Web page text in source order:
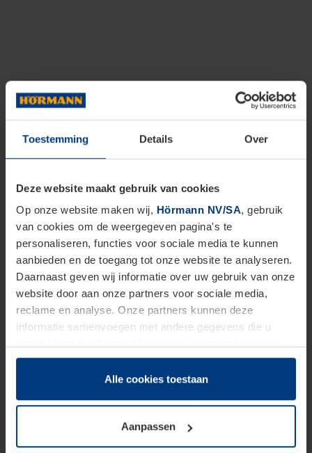
Toestemming Details Over
Deze website maakt gebruik van cookies
Op onze website maken wij, Hörmann NV/SA, gebruik
van cookies om de weergegeven pagina's te
personaliseren, functies voor sociale media te kunnen
aanbieden en de toegang tot onze website te analyseren.
Daarnaast geven wij informatie over uw gebruik van onze
website door aan onze partners voor sociale media,
reclame en analyse. Onze partners kunnen deze
informatie samenvoegen met andere gegevens die u
hun diensten hebben verzameld.
Juridisch hebben wij het recht om cookies op uw
van deze pagina's absoluut vereist is. Voor alle andere
soorten cookies is uw toestemming benodigd. Uw
toestemming kunt u op elk moment bij de uitleg van de
Alle cookies toestaan
Aanpassen